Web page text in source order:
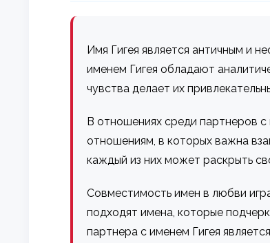
Имя Гигея является античным и
именем Гигея обладают
чувства делает их
В отношениях среди партнеров
отношениям, в которых важна
каждый из них может раскрыть
Совместимость имен в любви
подходят имена, которые
партнера с именем Гигея